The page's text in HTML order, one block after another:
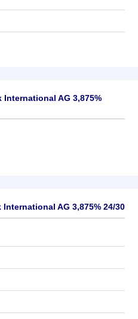
AG 3,875%
AG 3,875% 24/30